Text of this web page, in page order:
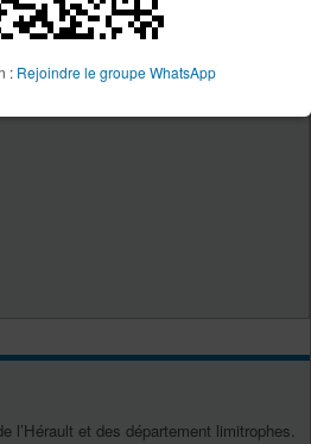
: Rejoindre le groupe WhatsApp
l’Hérault et des département limitrophes.